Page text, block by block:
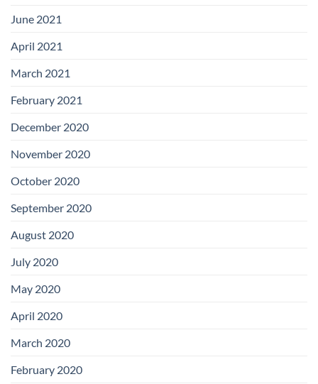
June 2021
April 2021
March 2021
February 2021
December 2020
November 2020
October 2020
September 2020
August 2020
July 2020
May 2020
April 2020
March 2020
February 2020